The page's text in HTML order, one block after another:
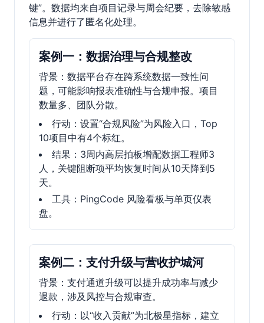
键”。数据均来自项目记录与周会纪要，去除敏感
信息并进行了匿名化处理。
案例一：数据治理与合规整改
背景：数据平台存在跨系统数据一致性问
题，可能影响报表准确性与合规申报。项目
数量多、团队分散。
行动：设置“合规风险”为风险入口，Top
10项目中有4个标红。
结果：3周内高层拍板增配数据工程师3
人，关键阻断项平均恢复时间从10天降到5
天。
工具：PingCode 风险看板与单页仪表
盘。
案例二：支付升级与营收护城河
背景：支付通道升级可以提升成功率与减少
退款，涉及风控与合规审查。
行动：以“收入贡献”为北极星指标，建立